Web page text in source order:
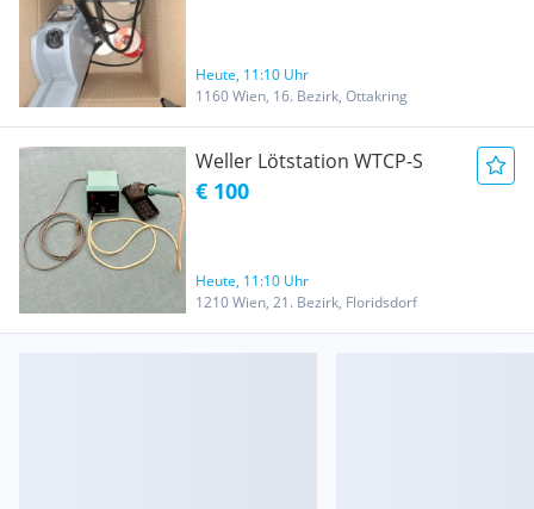
Heute, 11:10 Uhr
1160 Wien, 16. Bezirk, Ottakring
Weller Lötstation WTCP-S
€ 100
Heute, 11:10 Uhr
1210 Wien, 21. Bezirk, Floridsdorf